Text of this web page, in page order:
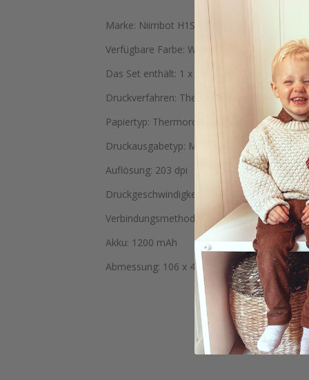
Marke: Niimbot H1S
Verfügbare Farbe: Weiß
Das Set enthält: 1 x Etikettendrucker,
Druckverfahren: Thermodruck – Ohne
Papiertyp: Thermorollenpapier
Druckausgabetyp: Monochrom (nur
Auflösung: 203 dpi
Druckgeschwindigkeit: 30–60 mm/s
Verbindungsmethode: Typ - C
Akku: 1200 mAh
Abmessung: 106 x 40 x 64 mm